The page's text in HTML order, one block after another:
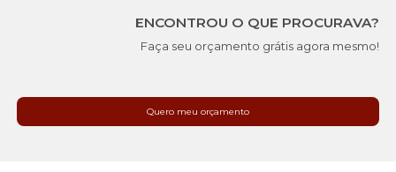
ENCONTROU O QUE PROCURAVA?
Faça seu orçamento grátis agora mesmo!
Quero meu orçamento